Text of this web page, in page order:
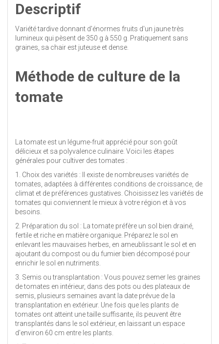
Descriptif
Variété tardive donnant d'énormes fruits d'un jaune très
lumineux qui pèsent de 350 g à 550 g. Pratiquement sans
graines, sa chair est juteuse et dense.
Méthode de culture de la
tomate
La tomate est un légume-fruit apprécié pour son goût
délicieux et sa polyvalence culinaire. Voici les étapes
générales pour cultiver des tomates :
1. Choix des variétés : Il existe de nombreuses variétés de
tomates, adaptées à différentes conditions de croissance, de
climat et de préférences gustatives. Choisissez les variétés de
tomates qui conviennent le mieux à votre région et à vos
besoins.
2. Préparation du sol : La tomate préfère un sol bien drainé,
fertile et riche en matière organique. Préparez le sol en
enlevant les mauvaises herbes, en ameublissant le sol et en
ajoutant du compost ou du fumier bien décomposé pour
enrichir le sol en nutriments.
3. Semis ou transplantation : Vous pouvez semer les graines
de tomates en intérieur, dans des pots ou des plateaux de
semis, plusieurs semaines avant la date prévue de la
transplantation en extérieur. Une fois que les plants de
tomates ont atteint une taille suffisante, ils peuvent être
transplantés dans le sol extérieur, en laissant un espace
d'environ 60 cm entre les plants.